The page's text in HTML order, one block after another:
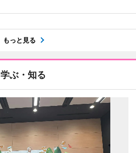
もっと見る
学ぶ・知る